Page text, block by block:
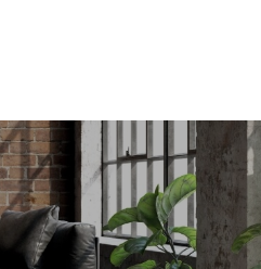
VOIR LES9ANNONCES